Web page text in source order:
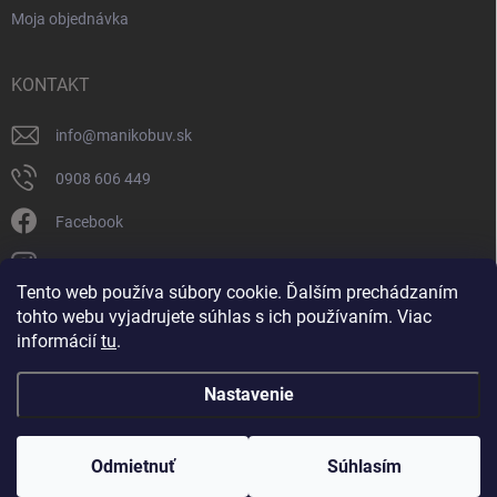
Tento web používa súbory cookie. Ďalším prechádzaním
tohto webu vyjadrujete súhlas s ich používaním. Viac
informácií tu.
Nastavenie
Odmietnuť Súhlasím
Moja objednávka
KONTAKT
info@manikobuv.sk
0908 606 449
Facebook
FACEBOOK
Vytvoril Shoptet
Copyright 2026 . Všetky práva vyhradené.